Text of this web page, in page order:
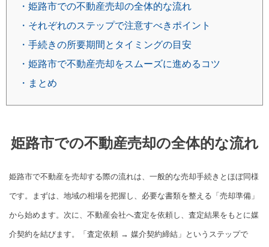
・姫路市での不動産売却の全体的な流れ
・それぞれのステップで注意すべきポイント
・手続きの所要期間とタイミングの目安
・姫路市で不動産売却をスムーズに進めるコツ
・まとめ
姫路市での不動産売却の全体的な流れ
姫路市で不動産を売却する際の流れは、一般的な売却手続きとほぼ同様
です。まずは、地域の相場を把握し、必要な書類を整える「売却準備」
から始めます。次に、不動産会社へ査定を依頼し、査定結果をもとに媒
介契約を結びます。「査定依頼 → 媒介契約締結」というステップで